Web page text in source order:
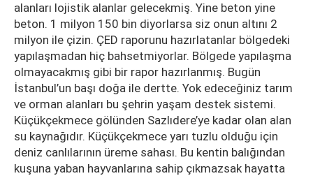
alanları lojistik alanlar gelecekmiş. Yine beton yine
beton. 1 milyon 150 bin diyorlarsa siz onun altını 2
milyon ile çizin. ÇED raporunu hazırlatanlar bölgedeki
yapılaşmadan hiç bahsetmiyorlar. Bölgede yapılaşma
olmayacakmış gibi bir rapor hazırlanmış. Bugün
İstanbul’un başı doğa ile dertte. Yok edeceğiniz tarım
ve orman alanları bu şehrin yaşam destek sistemi.
Küçükçekmece gölünden Sazlıdere’ye kadar olan alan
su kaynağıdır. Küçükçekmece yarı tuzlu olduğu için
deniz canlılarının üreme sahası. Bu kentin balığından
kuşuna yaban hayvanlarına sahip çıkmazsak hayatta